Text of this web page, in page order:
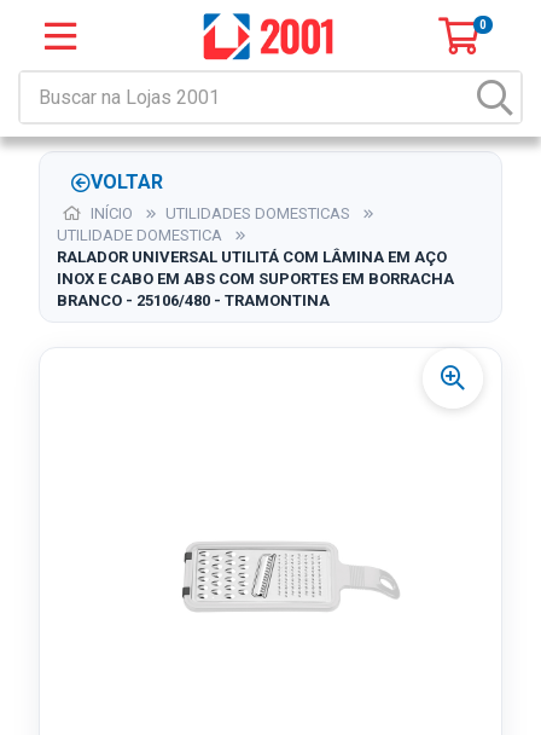
0
VOLTAR
INÍCIO
UTILIDADES DOMESTICAS
UTILIDADE DOMESTICA
RALADOR UNIVERSAL UTILITÁ COM LÂMINA EM AÇO
INOX E CABO EM ABS COM SUPORTES EM BORRACHA
BRANCO - 25106/480 - TRAMONTINA